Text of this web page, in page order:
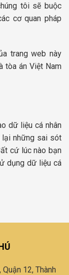
tôi sẽ buộc
cơ quan pháp
trang web này
tòa án Việt Nam
dữ liệu cá nhân
lại những sai sót
cứ lúc nào bạn
dụng dữ liệu cá
12, Thành